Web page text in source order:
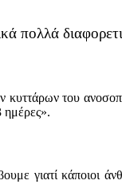
πολλά
του
ημέρες».
γιατί